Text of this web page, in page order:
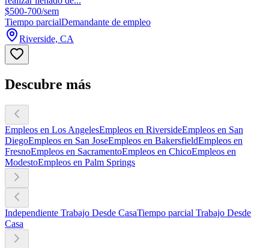
$500-700/sem
Tiempo parcialDemandante de empleo
Riverside, CA
Descubre más
Empleos en Los AngelesEmpleos en RiversideEmpleos en San
DiegoEmpleos en San JoseEmpleos en BakersfieldEmpleos en
FresnoEmpleos en SacramentoEmpleos en ChicoEmpleos en
ModestoEmpleos en Palm Springs
Independiente Trabajo Desde CasaTiempo parcial Trabajo Desde
Casa